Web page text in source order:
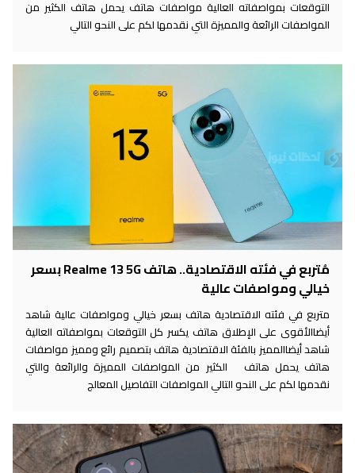
التوقعات بمواصفاته العالية مواصفات هاتف يحمل هاتف الكثير من
المواصفات الرائعة والمميزة التي نقدمها لكم على النحو التالي
مُتربع في فئته الاقتصادية.. هاتف Realme 13 5G بسعر
خيالي ومواصفات عالية
متربع في فئته الاقتصادية هاتف بسعر خيالي ومواصفات عالية شاهد
أيضاالأقوى على الإطلاق هاتف يكسر كل التوقعات بمواصفاته العالية
شاهد أيضاالمميز بالفئة الاقتصادية هاتف بتصميم رائع ومميز مواصفات
هاتف يحمل هاتف الكثير من المواصفات المميزة والرائعة والتي
نقدمها لكم على النحو التالي المواصفات التفاصيل المعالج